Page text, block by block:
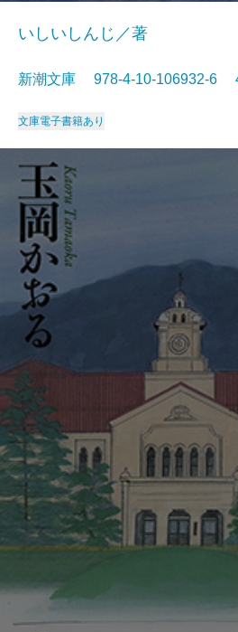
いしいしんじ／著
新潮文庫 978-4-10-106932-6
文庫電子書籍あり